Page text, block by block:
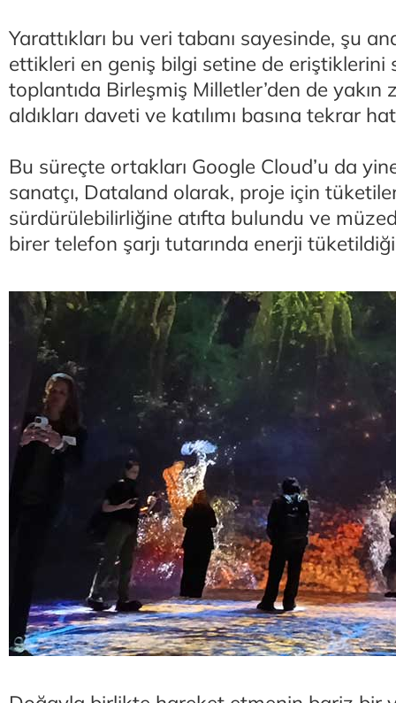
Yarattıkları bu veri tabanı sayesinde, şu
ettikleri en geniş bilgi setine de eriştiklerini
toplantıda Birleşmiş Milletler’den de yakın
aldıkları daveti ve katılımı basına tekrar
Bu süreçte ortakları Google Cloud’u da
sanatçı, Dataland olarak, proje için
sürdürülebilirliğine atıfta bulundu ve
birer telefon şarjı tutarında enerji